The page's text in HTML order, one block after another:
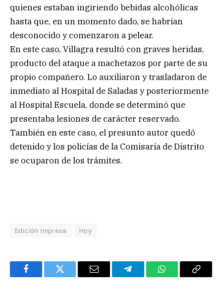
quienes estaban ingiriendo bebidas alcohólicas
hasta que, en un momento dado, se habrían
desconocido y comenzaron a pelear.
En este caso, Villagra resultó con graves heridas,
producto del ataque a machetazos por parte de su
propio compañero. Lo auxiliaron y trasladaron de
inmediato al Hospital de Saladas y posteriormente
al Hospital Escuela, donde se determinó que
presentaba lesiones de carácter reservado.
También en este caso, el presunto autor quedó
detenido y los policías de la Comisaría de Distrito
se ocuparon de los trámites.
Edición Impresa Hoy
FacebookTwitter Email TelegramWhatsAppCopy